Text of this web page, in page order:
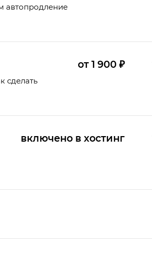
автопродление
сделать
от 1 900 ₽
включено в хостинг